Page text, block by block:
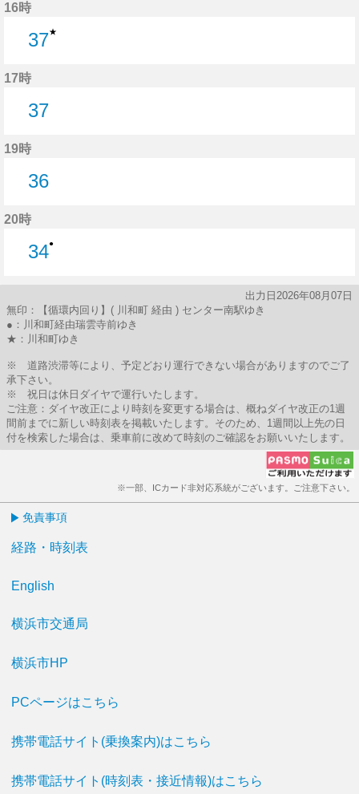
16時
37★
17時
37
19時
36
20時
34●
出力日2026年08月07日
無印：【循環内回り】( 川和町 経由 ) センター南駅ゆき
●：川和町経由瑞雲寺前ゆき
★：川和町ゆき
※ 道路渋滞等により、予定どおり運行できない場合がありますのでご了
承下さい。
※ 祝日は休日ダイヤで運行いたします。
ご注意：ダイヤ改正により時刻を変更する場合は、概ねダイヤ改正の1週
間前までに新しい時刻表を掲載いたします。そのため、1週間以上先の日
付を検索した場合は、乗車前に改めて時刻のご確認をお願いいたします。
※一部、ICカード非対応系統がございます。ご注意下さい。
免責事項
経路・時刻表
English
横浜市交通局
横浜市HP
PCページはこちら
携帯電話サイト(乗換案内)はこちら
携帯電話サイト(時刻表・接近情報)はこちら